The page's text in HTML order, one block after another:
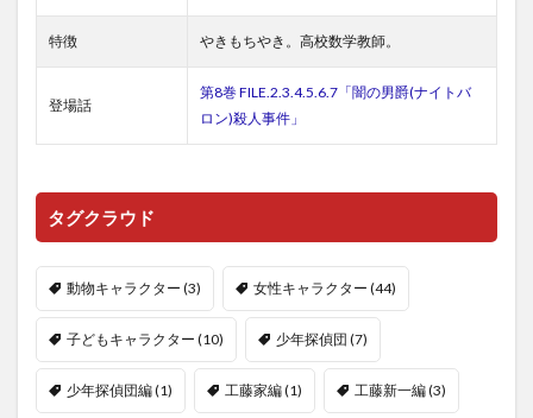
特徴 やきもちやき。高校数学教師。
登場話
第8巻 FILE.2.3.4.5.6.7「闇の男爵(ナイトバ
ロン)殺人事件」
タグクラウド
動物キャラクター (3) 女性キャラクター (44)
子どもキャラクター (10) 少年探偵団 (7)
少年探偵団編(1) 工藤家編(1) 工藤新一編(3)